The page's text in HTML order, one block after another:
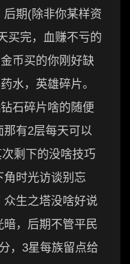
期(除非你某样资
买完，血赚不亏的
币买的你刚好缺
水，英雄碎片。
石碎片啥的随便
有2层每天可以
剩下的没啥技巧
角时光访谈别忘
生之塔没啥好说
，后期不管平民
，3星每族留点给